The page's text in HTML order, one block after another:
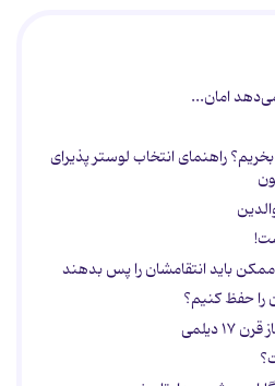
امان...
راهنمای انتخاب لوستر پذیرای
را حفظ کنیم؟
دیلمی